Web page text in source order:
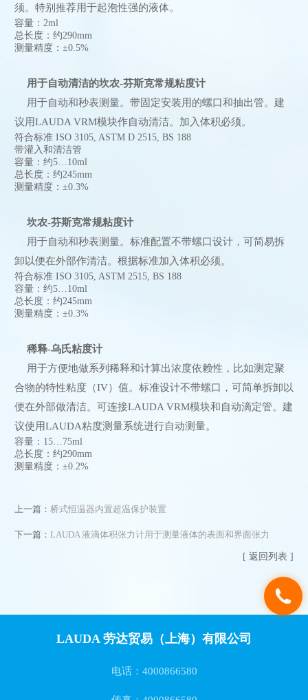
须。特别推荐用于起泡性强的液体。
容量：2ml
总长度：约290mm
测量精度：±0.5%
用于自动清洁的坎农-芬斯克常规粘度计
用于自动和秒表测量。带固定安装用的螺口和抽出管。建
议用LAUDA VRM模块作自动清洁。加入体积必须。
符合标准 ISO 3105, ASTM D 2515, BS 188
带灌入和清洁管
容量：约5…10ml
总长度：约245mm
测量精度：±0.3%
坎农-芬斯克常规粘度计
用于自动和秒表测量。标准配置不带螺口设计，可简易拆
卸以便在外部作清洁。根据标准加入体积必须。
符合标准 ISO 3105, ASTM 2515, BS 188
容量：约5…10ml
总长度：约245mm
测量精度：±0.3%
稀释-乌氏粘度计
用于方便地做系列稀释和计算出浓度依赖性，比如测定聚
合物的特性粘度（IV）值。标准设计不带螺口，可简单拆卸以
便在外部做清洁。可连接LAUDA VRM模块和自动滴定管。建
议使用LAUDA粘度测量系统进行自动测量。
容量：15…75ml
总长度：约290mm
测量精度：±0.2%
上一篇： 桥式恒温器内置超温保护装置
下一篇： LAUDA 液滴体积张力计用于测量液体的表面和界面张力
[ 返回列表 ]
LAUDA 劳达贸易（上海）有限公司
电话：4000866580